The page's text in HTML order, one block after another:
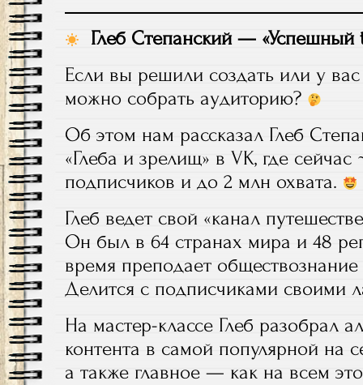
Глеб Степанский — «Успешный
Если вы решили создать или у
можно собрать аудиторию?
Об этом нам рассказал Глеб
«Глеба и зрелищ» в VK, где
подписчиков и до 2 млн охвата.
Глеб ведет свой «канал
Он был в 64 странах мира и 48
время преподает
Делится с подписчиками своими
На мастер-классе Глеб разобрал
контента в самой популярной на
а также главное — как на всем